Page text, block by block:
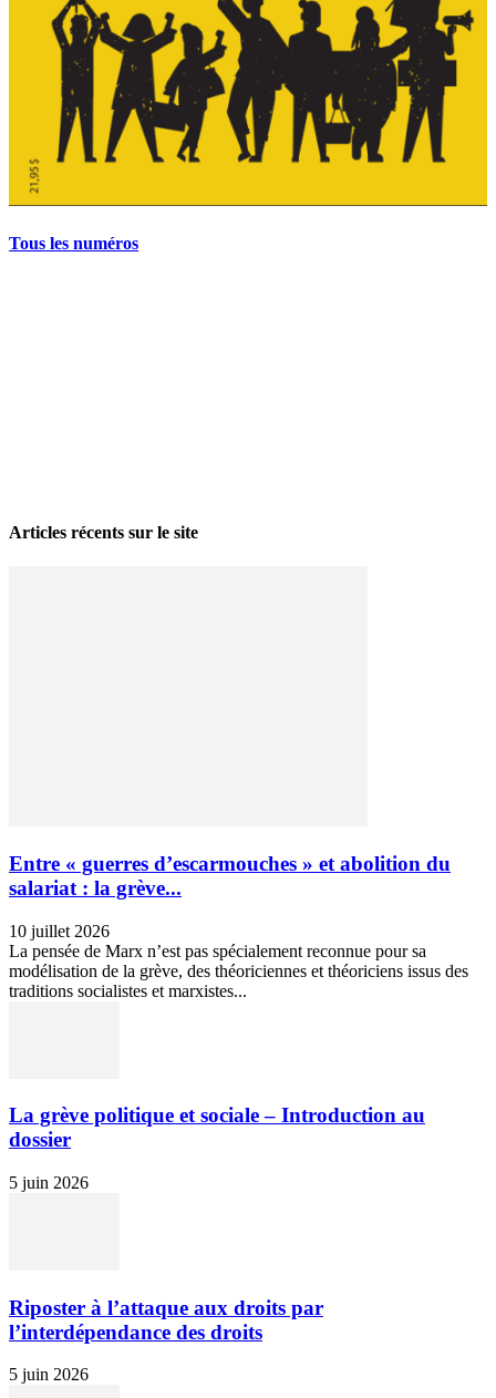
Tous les numéros
Articles récents sur le site
Entre « guerres d’escarmouches » et abolition du
salariat : la grève...
10 juillet 2026
La pensée de Marx n’est pas spécialement reconnue pour sa
modélisation de la grève, des théoriciennes et théoriciens issus des
traditions socialistes et marxistes...
La grève politique et sociale – Introduction au
dossier
5 juin 2026
Riposter à l’attaque aux droits par
l’interdépendance des droits
5 juin 2026